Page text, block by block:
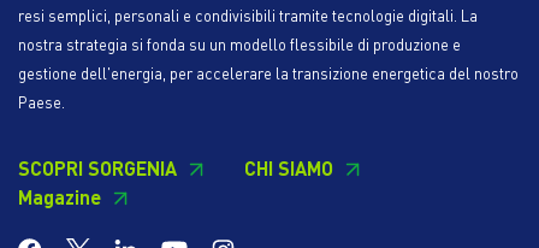
resi semplici, personali e condivisibili tramite tecnologie digitali. La
nostra strategia si fonda su un modello flessibile di produzione e
gestione dell'energia, per accelerare la transizione energetica del nostro
Paese.
SCOPRI SORGENIA
CHI SIAMO
Magazine